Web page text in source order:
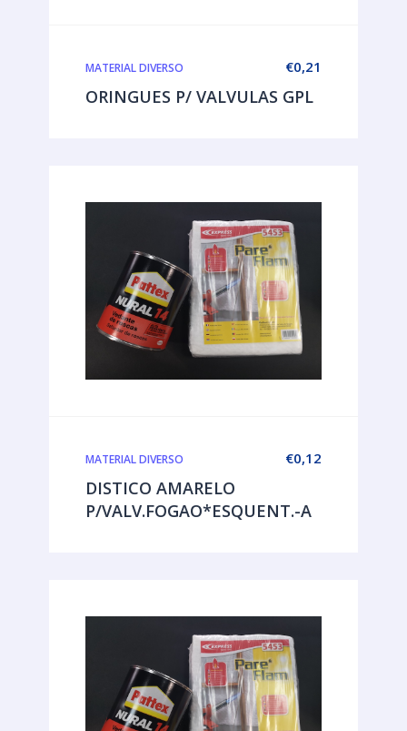
€0,21
MATERIAL DIVERSO
ORINGUES P/ VALVULAS GPL
€0,12
MATERIAL DIVERSO
DISTICO AMARELO
P/VALV.FOGAO*ESQUENT.-A